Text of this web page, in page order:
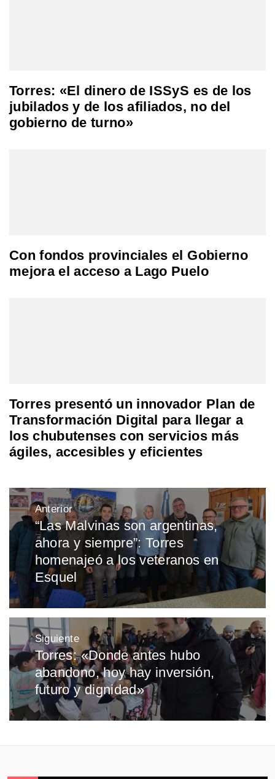
Torres: «El dinero de ISSyS es de los
jubilados y de los afiliados, no del
gobierno de turno»
Con fondos provinciales el Gobierno
mejora el acceso a Lago Puelo
Torres presentó un innovador Plan de
Transformación Digital para llegar a
los chubutenses con servicios más
ágiles, accesibles y eficientes
Navegación
de
entradas
Anterior
Entrada
anterior:
“Las Malvinas son argentinas,
ahora y siempre”: Torres
homenajeó a los veteranos en
Esquel
Siguiente
Entrada
siguiente:
Torres: «Donde antes hubo
abandono, hoy hay inversión,
futuro y dignidad»